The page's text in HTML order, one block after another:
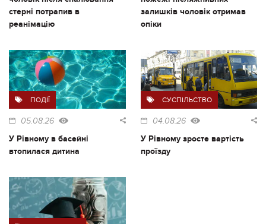
стерні потрапив в
реанімацію
залишків чоловік отримав
опіки
ПОДІЇ
05.08.26
У Рівному в басейні
втопилася дитина
СУСПІЛЬСТВО
04.08.26
У Рівному зросте вартість
проїзду